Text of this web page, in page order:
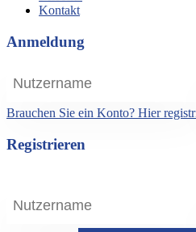
Kontakt
Anmeldung
Brauchen Sie ein Konto? Hier
Registrieren